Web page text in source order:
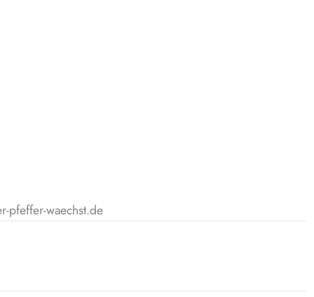
pfeffer-waechst.de